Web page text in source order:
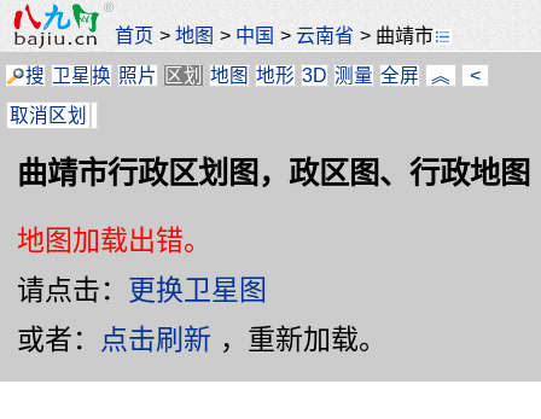
首页 >地图 > 中国 >云南省 > 曲靖市
搜 卫星换 照片 区划 地图 地形 3D 测量 全屏 ︽
<
取消区划
曲靖市行政区划图，政区图、行政地图
地图加载出错。
请点击： 更换卫星图
或者：
点击刷新 ，重新加载。